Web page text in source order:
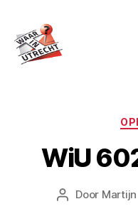
WiU
Berichtauteur
Door Martijn